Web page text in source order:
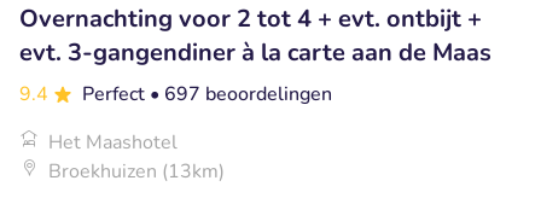
Overnachting voor 2 tot 4 + evt. ontbijt +
evt. 3-gangendiner à la carte aan de Maas
9.4 Perfect • 697 beoordelingen
Het Maashotel
Broekhuizen (13km)